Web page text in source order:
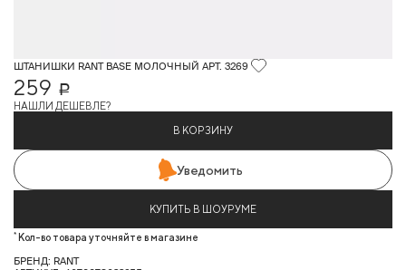
ШТАНИШКИ RANT BASE МОЛОЧНЫЙ АРТ. 3269
259
Р
НАШЛИ ДЕШЕВЛЕ?
В КОРЗИНУ
Уведомить
КУПИТЬ В ШОУРУМЕ
* Кол-во товара уточняйте в магазине
БРЕНД: RANT